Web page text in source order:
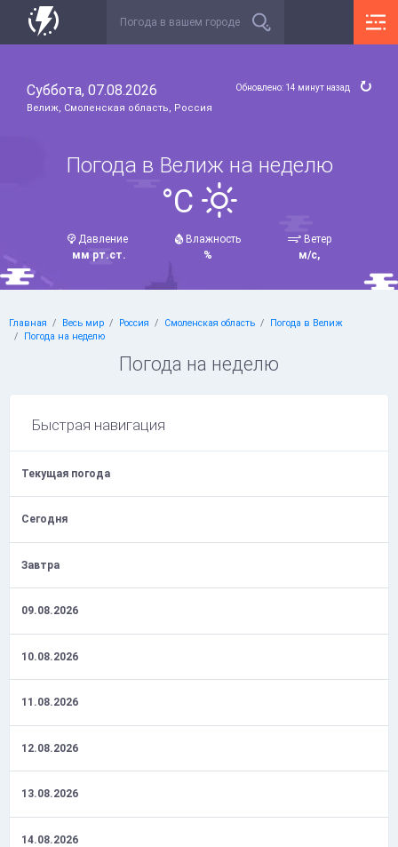
Суббота, 07.08.2026
Велиж, Смоленская область, Россия
Обновлено: 14 минут назад
Погода в Велиж на неделю
°C
Давление
мм рт.ст.
Влажность
%
Ветер
м/с,
Главная Весь мир Россия Смоленская область
Погода в Велиж
Погода на неделю
Погода на неделю
Быстрая навигация
Текущая погода
Сегодня
Завтра
09.08.2026
10.08.2026
11.08.2026
12.08.2026
13.08.2026
14.08.2026